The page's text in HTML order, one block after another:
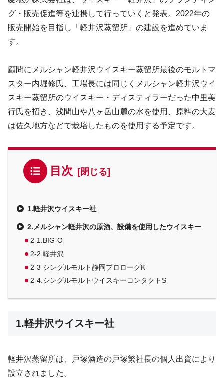
グ・販売促進等を連携して行っていくと発表。2022年の
販売開始を目指し「軽井沢蒸留所」の建設を進めていま
す。
顧問にメルシャン軽井沢ウイスキー蒸留所最後のモルトマ
スター内堀修氏、工場長には同じくメルシャン軽井沢ウイ
スキー蒸留所のウイスキー・ディスティラーだった中里美
行氏を招き、浅間山や八ヶ岳山麓の水を使用、原料の大麦
は佐久地方などで栽培したものを使用する予定です。
目次
1.軽井沢ウイスキー社
2.メルシャン軽井沢の原酒、設備を使用したウイスキー
2-1.BIG-O
2-2.軽井沢
2-3 シングルモルト静岡プロローグK
2-4.シングルモルトウイスキーコンタクトS
1.軽井沢ウイスキー社
軽井沢蒸留所は、戸塚酒造の戸塚繁社長の個人出資により
設立されました。